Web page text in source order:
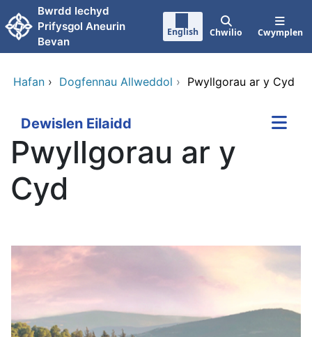
Neidio i'r prif gynnwy
Bwrdd Iechyd
Prifysgol Aneurin
Bevan
English Chwilio Cwymplen
Hafan › Dogfennau Allweddol › Pwyllgorau ar y Cyd
Dewislen Eilaidd
Pwyllgorau ar y
Cyd